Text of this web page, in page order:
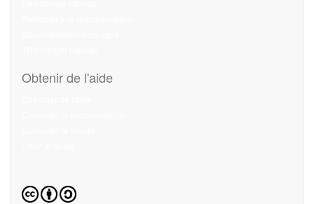
Obtenir de l'aide